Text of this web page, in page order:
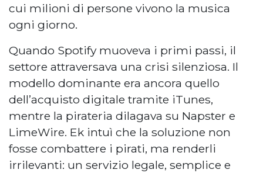
cui milioni di persone vivono la musica
ogni giorno.
Quando Spotify muoveva i primi passi, il
settore attraversava una crisi silenziosa. Il
modello dominante era ancora quello
dell’acquisto digitale tramite iTunes,
mentre la pirateria dilagava su Napster e
LimeWire. Ek intuì che la soluzione non
fosse combattere i pirati, ma renderli
irrilevanti: un servizio legale, semplice e